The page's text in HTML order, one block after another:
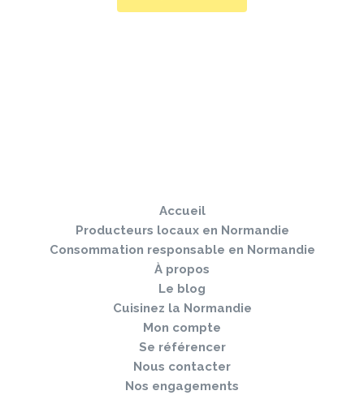
Accueil
Producteurs locaux en Normandie
Consommation responsable en Normandie
À propos
Le blog
Cuisinez la Normandie
Mon compte
Se référencer
Nous contacter
Nos engagements